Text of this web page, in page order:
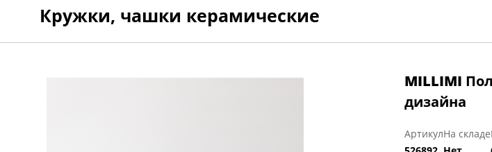
Кружки, чашки керамические
MILLIMI
дизайна
АртикулНа складе